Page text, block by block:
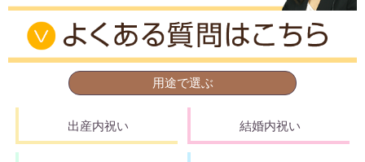
用途で選ぶ
出産内祝い 結婚内祝い